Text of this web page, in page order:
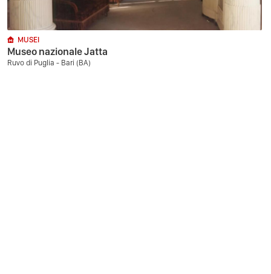
MUSEI
Museo nazionale Jatta
Ruvo di Puglia - Bari (BA)